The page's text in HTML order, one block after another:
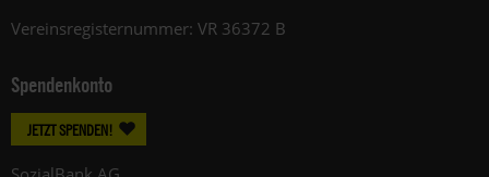
Vereinsregisternummer: VR 36372 B
Spendenkonto
JETZT SPENDEN!